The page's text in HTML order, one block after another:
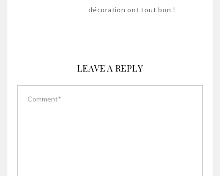
décoration ont tout bon !
LEAVE A REPLY